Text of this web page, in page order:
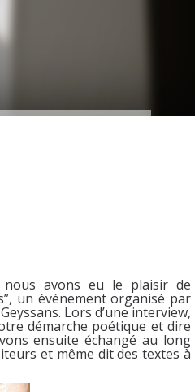
nous avons eu le plaisir de
un événement organisé par
Lors d’une interview,
démarche poétique et dire
ensuite échangé au long
et même dit des textes à